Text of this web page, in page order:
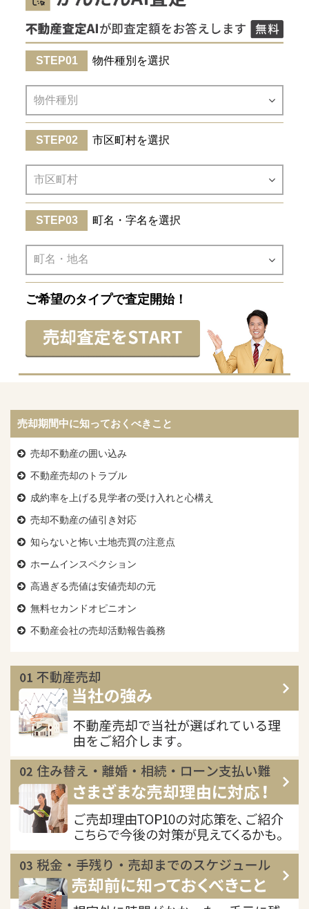
物件種別を選択
市区町村を選択
町名・字名を選択
ご希望のタイプで査定開始！
売却期間中に知っておくべきこと
売却不動産の囲い込み
不動産売却のトラブル
成約率を上げる見学者の受け入れと心構え
売却不動産の値引き対応
知らないと怖い土地売買の注意点
ホームインスペクション
高過ぎる売値は安値売却の元
無料セカンドオピニオン
不動産会社の売却活動報告義務